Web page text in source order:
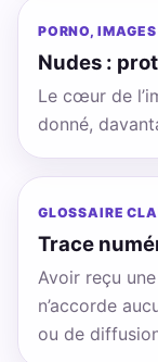
PORNO,
Nudes :
Le cœur de
donné,
GLOSSAIRE
Trace
Avoir reçu
n’accorde
ou de